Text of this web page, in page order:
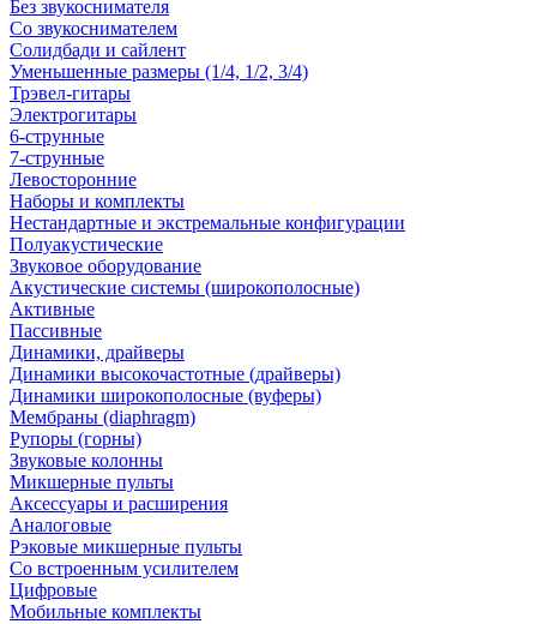
Без звукоснимателя
Со звукоснимателем
Солидбади и сайлент
Уменьшенные размеры (1/4, 1/2, 3/4)
Трэвел-гитары
Электрогитары
6-струнные
7-струнные
Левосторонние
Наборы и комплекты
Нестандартные и экстремальные конфигурации
Полуакустические
Звуковое оборудование
Акустические системы (широкополосные)
Активные
Пассивные
Динамики, драйверы
Динамики высокочастотные (драйверы)
Динамики широкополосные (вуферы)
Мембраны (diaphragm)
Рупоры (горны)
Звуковые колонны
Микшерные пульты
Аксессуары и расширения
Аналоговые
Рэковые микшерные пульты
Со встроенным усилителем
Цифровые
Мобильные комплекты